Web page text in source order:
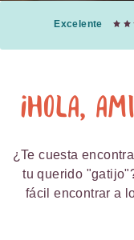
Excelente
¡Hola,
¿Te cuesta
tu querido
fácil encontrar a